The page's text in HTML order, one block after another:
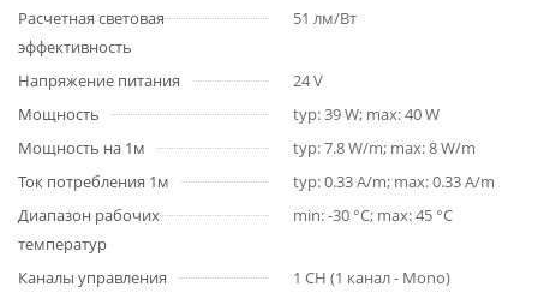
Расчетная световая
эффективность
51 лм/Вт
Напряжение питания
24 V
Мощность
typ: 39 W; max: 40 W
Мощность на 1м
typ: 7.8 W/m; max: 8 W/m
Ток потребления 1м
typ: 0.33 A/m; max: 0.33 A/m
Диапазон рабочих
температур
min: -30 °C; max: 45 °C
Каналы управления
1 CH (1 канал - Mono)